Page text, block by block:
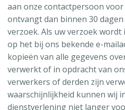
aan onze contactpersoon voor
ontvangt dan binnen 30
verzoek. Als uw verzoek
op het bij ons bekende e-
kopieën van alle gegevens
verwerkt of in opdracht van
verwerkers of derden zijn
waarschijnlijkheid kunnen wij
dienstverlening niet langer